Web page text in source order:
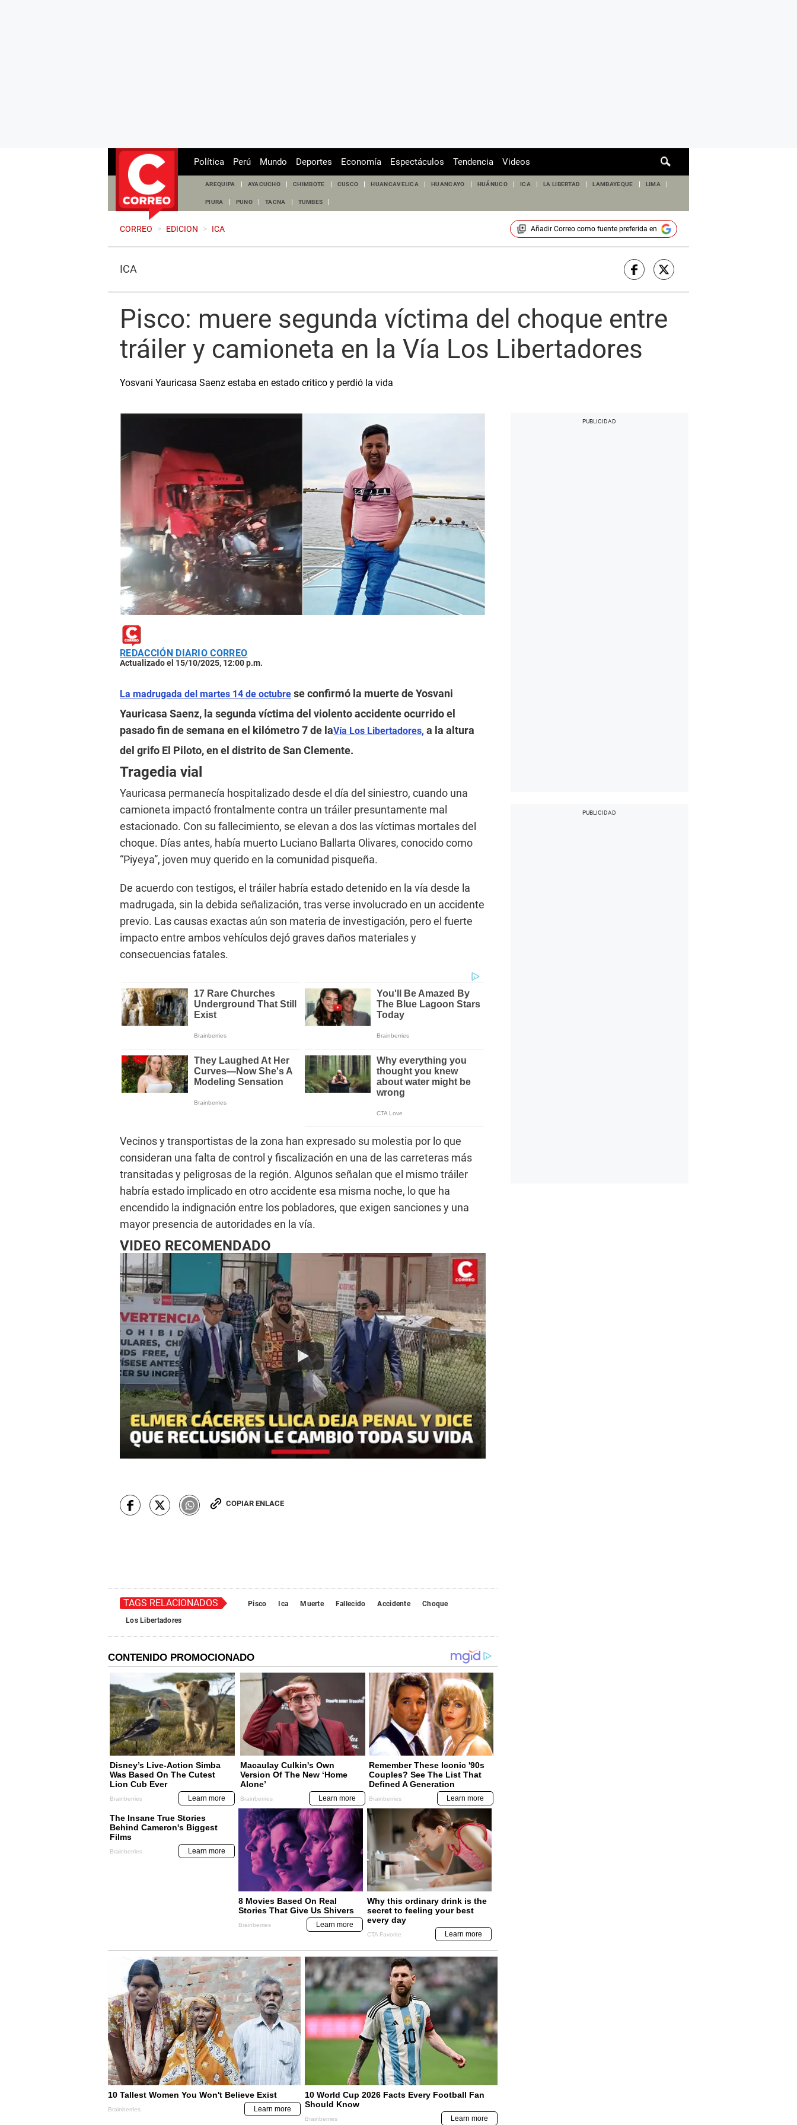
de
Política Perú Mundo Deportes Economía Espectáculos Tendencia Videos
AREQUIPA AYACUCHO CHIMBOTE CUSCO HUANCAVELICA HUANCAYO HUÁNUCO ICA LA LIBERTAD LAMBAYEQUE LIMA
PIURA PUNO TACNA TUMBES
CORREO > EDICION > ICA Añadir Correocomo fuente preferida en
ICA
Pisco: muere segunda víctima del choque entre
tráiler y camioneta en la Vía Los Libertadores
Yosvani Yauricasa Saenz estaba en estado critico y perdió la vida
REDACCIÓN DIARIO CORREO
Actualizado el 15/10/2025, 12:00 p.m.
La madrugada del martes 14 de octubre se confirmó la muerte de Yosvani
Yauricasa Saenz, la segunda víctima del violento accidente ocurrido el
pasado fin de semana en el kilómetro 7 de laVía Los Libertadores, a la altura
del grifo El Piloto, en el distrito de San Clemente.
Tragedia vial
Yauricasa permanecía hospitalizado desde el día del siniestro, cuando una
camioneta impactó frontalmente contra un tráiler presuntamente mal
estacionado. Con su fallecimiento, se elevan a dos las víctimas mortales del
choque. Días antes, había muerto Luciano Ballarta Olivares, conocido como
“Piyeya”, joven muy querido en la comunidad pisqueña.
De acuerdo con testigos, el tráiler habría estado detenido en la vía desde la
madrugada, sin la debida señalización, tras verse involucrado en un accidente
previo. Las causas exactas aún son materia de investigación, pero el fuerte
impacto entre ambos vehículos dejó graves daños materiales y
consecuencias fatales.
Vecinos y transportistas de la zona han expresado su molestia por lo que
consideran una falta de control y fiscalización en una de las carreteras más
transitadas y peligrosas de la región. Algunos señalan que el mismo tráiler
habría estado implicado en otro accidente esa misma noche, lo que ha
encendido la indignación entre los pobladores, que exigen sanciones y una
mayor presencia de autoridades en la vía.
VIDEO RECOMENDADO
COPIAR ENLACE
TAGS RELACIONADOS Pisco Ica Muerte Fallecido Accidente
Choque
Los Libertadores